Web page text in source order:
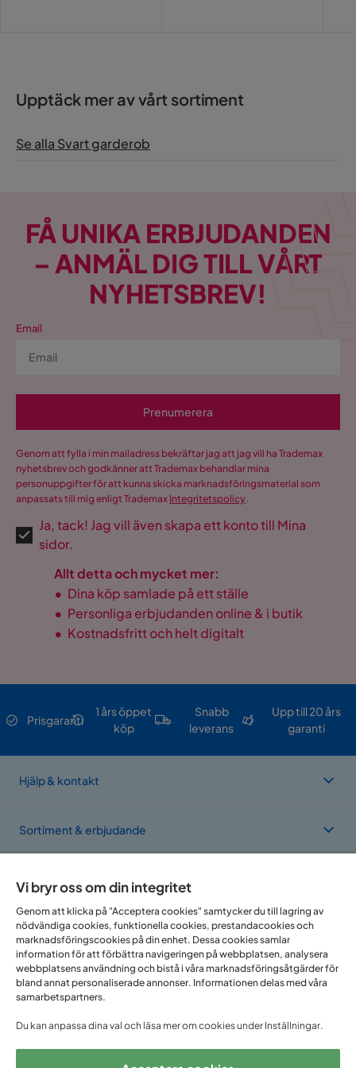
Upptäck mer av vårt sortiment
Se alla Svart garderob
FÅ UNIKA ERBJUDANDEN
– ANMÄL DIG TILL VÅRT
NYHETSBREV!
Email
Prenumerera
Genom att fylla i min mailadress bekräftar jag att jag vill ha Trademax
nyhetsbrev och godkänner att Trademax behandlar mina
personuppgifter för att kunna skicka marknadsföringsmaterial som
anpassats till mig enligt Trademax Integritetspolicy.
Ja, tack! Jag vill även skapa ett konto till Mina
sidor.
Allt detta och mycket mer:
• Dina köp samlade på ett ställe
• Personliga erbjudanden online & i butik
• Kostnadsfritt och helt digitalt
Prisgaranti
1 års öppet
köp
Snabb
leverans
Upp till 20 års
garanti
Hjälp & kontakt
Sortiment & erbjudande
Om Trademax
Vi finns i flera länder
Vi bryr oss om din integritet
Genom att klicka på "Acceptera cookies" samtycker du till lagring av
nödvändiga cookies, funktionella cookies, prestandacookies och
marknadsföringscookies på din enhet. Dessa cookies samlar
information för att förbättra navigeringen på webbplatsen, analysera
webbplatsens användning och bistå i våra marknadsföringsåtgärder för
bland annat personaliserade annonser. Informationen delas med våra
samarbetspartners.
Du kan anpassa dina val och läsa mer om cookies under Inställningar.